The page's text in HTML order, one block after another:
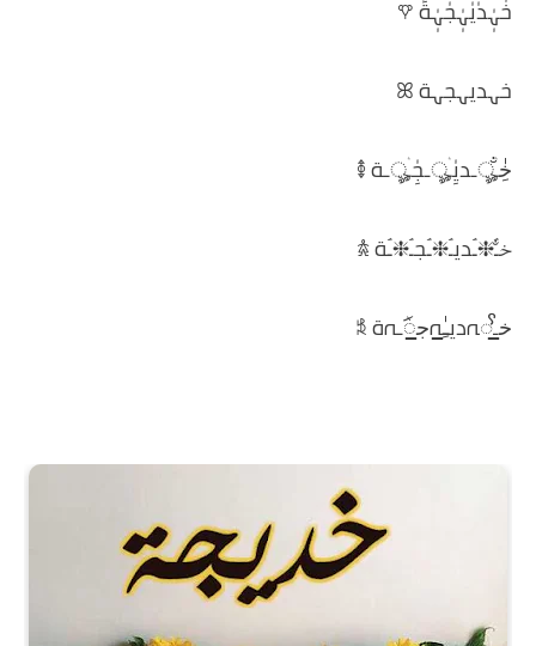
خٰہٰٖدٰيٰہٰٖجٰہٰٖةً 𖠐
خہديہجہة ꕤ
خِٰ̐ـۛৣـديِٰـۛৣـجِٰـۛৣـة 𖠙
خ̐ـۘ❈ـۘديـۘ❈ـۘجـۘ❈ـۘة 𖠋
خ̲ـꨩﮧديـِٰ̲ﮧج̲ꪸـﮧة 𖠓